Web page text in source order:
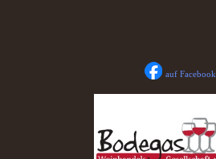
auf Facebook